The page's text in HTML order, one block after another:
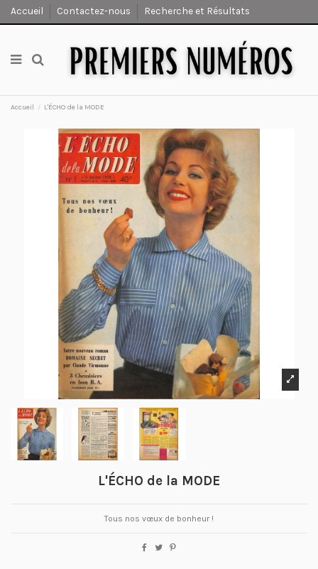
Accueil Contactez-nous Recherche et Résultats
Accueil L'ÉCHO de la MODE
L'ÉCHO de la MODE
Tous nos vœux de bonheur !